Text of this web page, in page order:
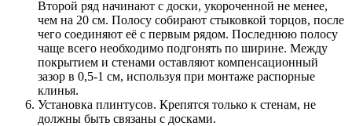
Второй ряд начинают с доски, укороченной не менее,
чем на 20 см. Полосу собирают стыковкой торцов, после
чего соединяют её с первым рядом. Последнюю полосу
чаще всего необходимо подгонять по ширине. Между
покрытием и стенами оставляют компенсационный
зазор в 0,5-1 см, используя при монтаже распорные
клинья.
Установка плинтусов. Крепятся только к стенам, не
должны быть связаны с досками.